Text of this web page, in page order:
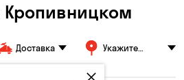
Кропивницком
Доставка
Укажите